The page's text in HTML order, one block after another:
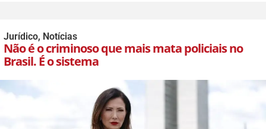
Jurídico, Notícias
Não é o criminoso que mais mata policiais no
Brasil. É o sistema